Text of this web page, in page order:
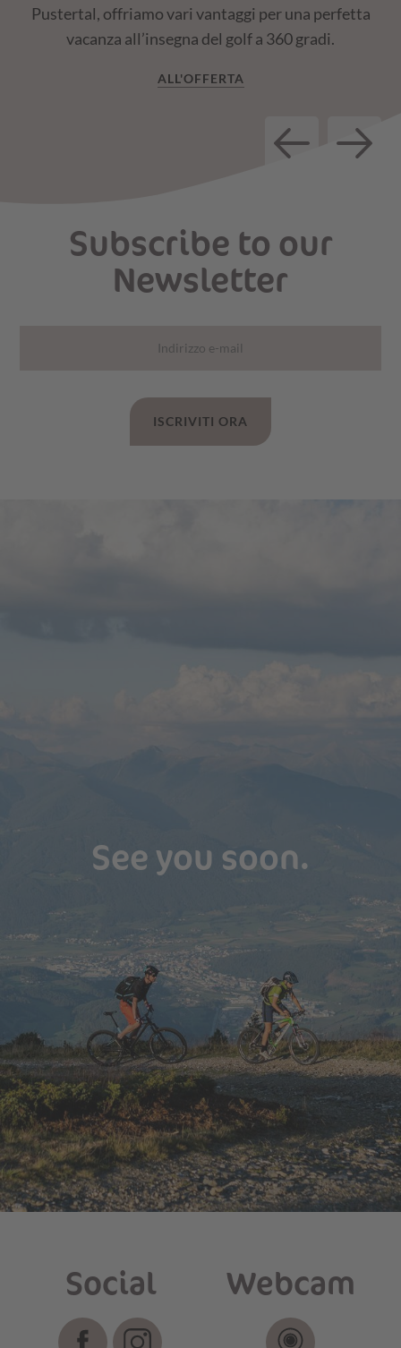
Pustertal, offriamo vari vantaggi per una perfetta
vacanza all’insegna del golf a 360 gradi.
ALL'OFFERTA
Subscribe to our
Newsletter
ISCRIVITI ORA
See you soon.
Social Webcam